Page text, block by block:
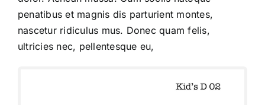
penatibus et magnis dis parturient montes,
nascetur ridiculus mus. Donec quam felis,
ultricies nec, pellentesque eu,